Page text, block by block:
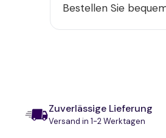
Bestellen Sie
Zuverlässige Lieferung
Versand in 1-2 Werktagen